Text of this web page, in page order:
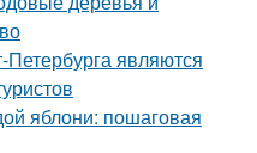
являются
яблони: пошаговая